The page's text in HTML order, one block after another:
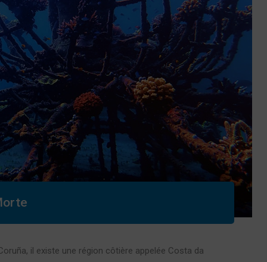
il existe une région côtière appelée Costa da